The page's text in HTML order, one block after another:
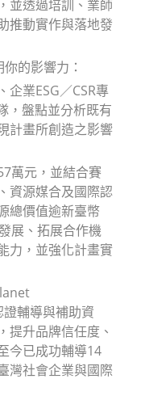
並透過培訓、業師
推動實作與落地發
的影響力：
企業ESG／CSR專
，盤點並分析既有
計畫所創造之影響
萬元，並結合賽
資源媒合及國際認
總價值逾新臺幣
展、拓展合作機
力，並強化計畫實
輔導與補助資
提升品牌信任度、
今已成功輔導14
灣社會企業與國際